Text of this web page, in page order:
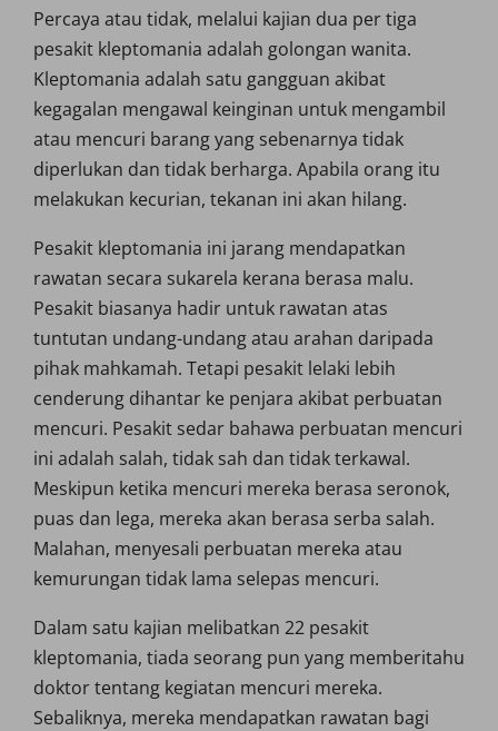
Percaya atau tidak, melalui kajian dua per tiga
pesakit kleptomania adalah golongan wanita.
Kleptomania adalah satu gangguan akibat
kegagalan mengawal keinginan untuk mengambil
atau mencuri barang yang sebenarnya tidak
diperlukan dan tidak berharga. Apabila orang itu
melakukan kecurian, tekanan ini akan hilang.
Pesakit kleptomania ini jarang mendapatkan
rawatan secara sukarela kerana berasa malu.
Pesakit biasanya hadir untuk rawatan atas
tuntutan undang-undang atau arahan daripada
pihak mahkamah. Tetapi pesakit lelaki lebih
cenderung dihantar ke penjara akibat perbuatan
mencuri. Pesakit sedar bahawa perbuatan mencuri
ini adalah salah, tidak sah dan tidak terkawal.
Meskipun ketika mencuri mereka berasa seronok,
puas dan lega, mereka akan berasa serba salah.
Malahan, menyesali perbuatan mereka atau
kemurungan tidak lama selepas mencuri.
Dalam satu kajian melibatkan 22 pesakit
kleptomania, tiada seorang pun yang memberitahu
doktor tentang kegiatan mencuri mereka.
Sebaliknya, mereka mendapatkan rawatan bagi